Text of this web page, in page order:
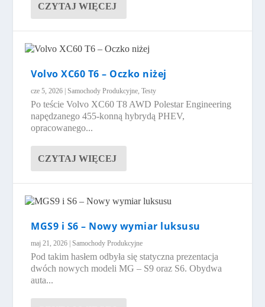
CZYTAJ WIĘCEJ
Volvo XC60 T6 – Oczko niżej
cze 5, 2026 |Samochody Produkcyjne,Testy
Po teście Volvo XC60 T8 AWD Polestar Engineering
napędzanego 455-konną hybrydą PHEV,
opracowanego...
CZYTAJ WIĘCEJ
MGS9 i S6 – Nowy wymiar luksusu
maj 21, 2026 |Samochody Produkcyjne
Pod takim hasłem odbyła się statyczna prezentacja
dwóch nowych modeli MG – S9 oraz S6. Obydwa
auta...